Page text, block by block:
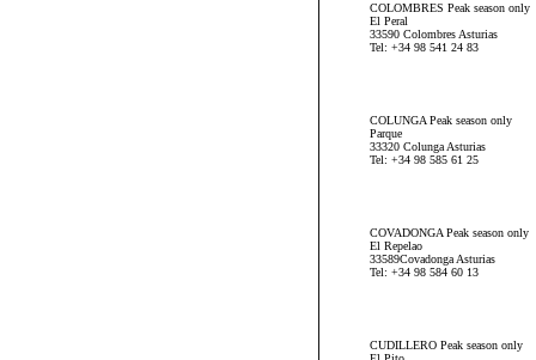
COLOMBRES Peak season only
El Peral
33590 Colombres Asturias
Tel: +34 98 541 24 83
COLUNGA Peak season only
Parque
33320 Colunga Asturias
Tel: +34 98 585 61 25
COVADONGA Peak season only
El Repelao
33589Covadonga Asturias
Tel: +34 98 584 60 13
CUDILLERO Peak season only